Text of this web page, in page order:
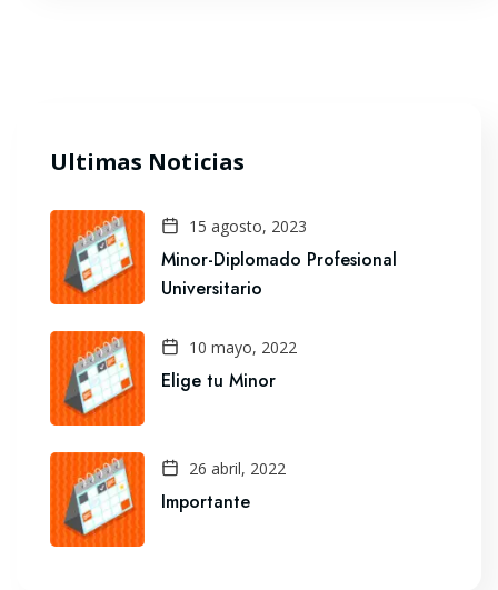
Ultimas Noticias
15 agosto, 2023
Minor-Diplomado Profesional
Universitario
10 mayo, 2022
Elige tu Minor
26 abril, 2022
Importante